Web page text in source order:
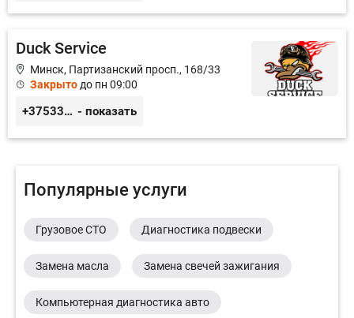
Duck Service
Минск, Партизанский просп., 168/33
Закрытодо пн 09:00
+375333416710 - показать
Популярные услуги
Грузовое СТО Диагностика подвески
Замена масла Замена свечей зажигания
Компьютерная диагностика авто